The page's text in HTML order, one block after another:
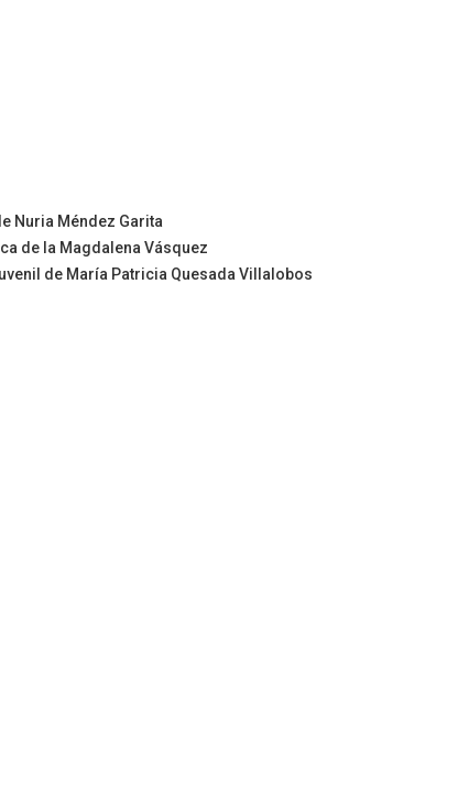
Nuria Méndez Garita
de la Magdalena Vásquez
de María Patricia Quesada Villalobos